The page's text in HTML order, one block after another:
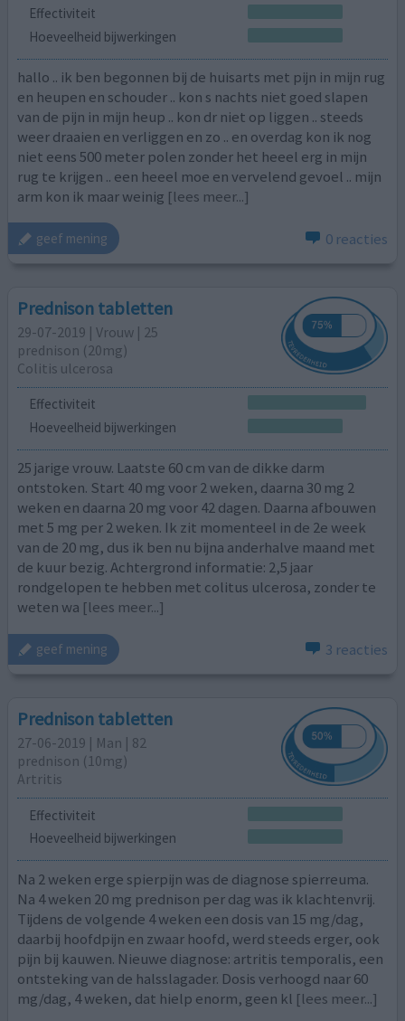
Effectiviteit
Hoeveelheid bijwerkingen
hallo .. ik ben begonnen bij de huisarts met pijn in mijn rug
en heupen en schouder .. kon s nachts niet goed slapen
van de pijn in mijn heup .. kon dr niet op liggen .. steeds
weer draaien en verliggen en zo .. en overdag kon ik nog
niet eens 500 meter polen zonder het heeel erg in mijn
rug te krijgen .. een heeel moe en vervelend gevoel .. mijn
arm kon ik maar weinig [lees meer...]
geef mening 0 reacties
Prednison tabletten
29-07-2019 | Vrouw | 25
prednison (20mg)
Colitis ulcerosa
Effectiviteit
Hoeveelheid bijwerkingen
25 jarige vrouw. Laatste 60 cm van de dikke darm
ontstoken. Start 40 mg voor 2 weken, daarna 30 mg 2
weken en daarna 20 mg voor 42 dagen. Daarna afbouwen
met 5 mg per 2 weken. Ik zit momenteel in de 2e week
van de 20 mg, dus ik ben nu bijna anderhalve maand met
de kuur bezig. Achtergrond informatie: 2,5 jaar
rondgelopen te hebben met colitus ulcerosa, zonder te
weten wa [lees meer...]
geef mening 3 reacties
Prednison tabletten
27-06-2019 | Man | 82
prednison (10mg)
Artritis
Effectiviteit
Hoeveelheid bijwerkingen
Na 2 weken erge spierpijn was de diagnose spierreuma.
Na 4 weken 20 mg prednison per dag was ik klachtenvrij.
Tijdens de volgende 4 weken een dosis van 15 mg/dag,
daarbij hoofdpijn en zwaar hoofd, werd steeds erger, ook
pijn bij kauwen. Nieuwe diagnose: artritis temporalis, een
ontsteking van de halsslagader. Dosis verhoogd naar 60
mg/dag, 4 weken, dat hielp enorm, geen kl [lees meer...]